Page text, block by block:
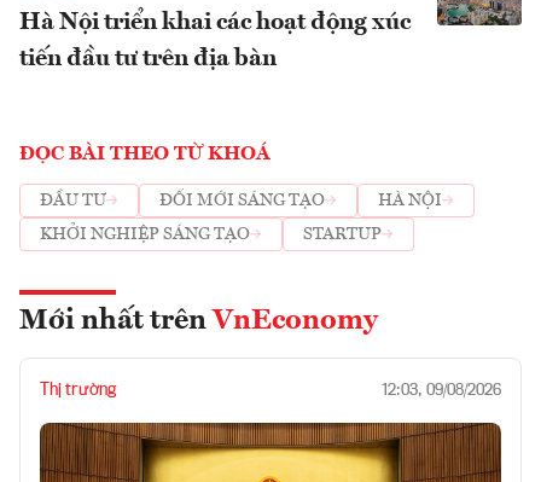
Hà Nội triển khai các hoạt động xúc
tiến đầu tư trên địa bàn
ĐỌC BÀI THEO TỪ KHOÁ
ĐẦU TƯ ĐỔI MỚI SÁNG TẠO
HÀ NỘI
KHỞI NGHIỆP SÁNG TẠO
STARTUP
Mới nhất trên VnEconomy
Thị trường 12:03, 09/08/2026